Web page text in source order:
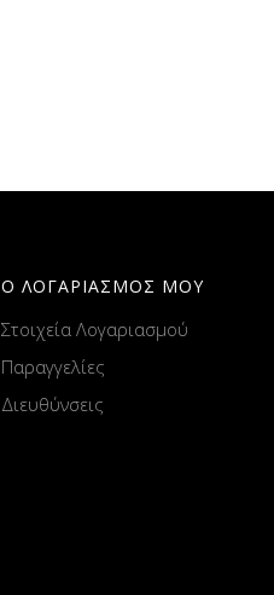
Ο ΛΟΓΑΡΙΑΣΜΟΣ ΜΟΥ
Στοιχεία Λογαριασμού
Παραγγελίες
Διευθύνσεις